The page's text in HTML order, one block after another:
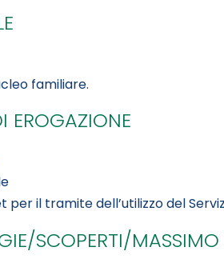
familiare.
EROGAZIONE
per il tramite dell’utilizzo del
SCOPERTI/MASSIMO